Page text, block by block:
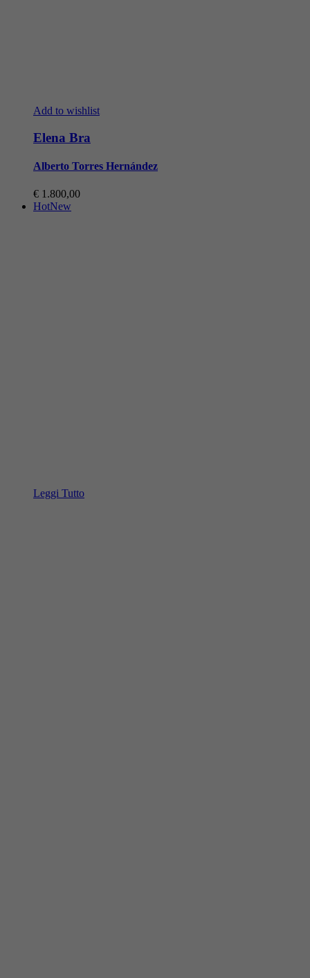
Add to wishlist
Elena Bra
Alberto Torres Hernández
€ 1.800,00
HotNew
Leggi Tutto